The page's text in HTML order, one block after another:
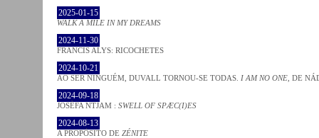
2025-01-15
WALK A MILE IN MY DREAMS
2024-11-30
FRANCIS ALYS: RICOCHETES
2024-10-21
AO SER NINGUÉM, DUVALL TORNOU-SE TODAS. I AM NO ONE , DE
2024-09-18
JOSÈFA NTJAM : SWELL OF SPÆC(I)ES
2024-08-13
A PROPÓSITO DE ZÉNITE